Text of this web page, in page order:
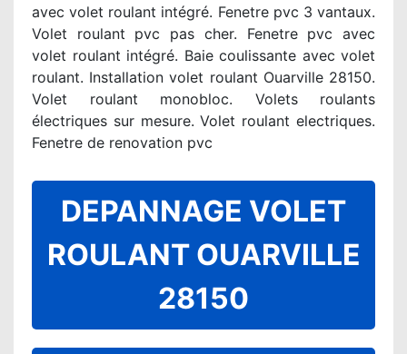
avec volet roulant intégré. Fenetre pvc 3 vantaux.
Volet roulant pvc pas cher. Fenetre pvc avec
volet roulant intégré. Baie coulissante avec volet
roulant. Installation volet roulant Ouarville 28150.
Volet roulant monobloc. Volets roulants
électriques sur mesure. Volet roulant electriques.
Fenetre de renovation pvc
DEPANNAGE VOLET
ROULANT OUARVILLE
28150